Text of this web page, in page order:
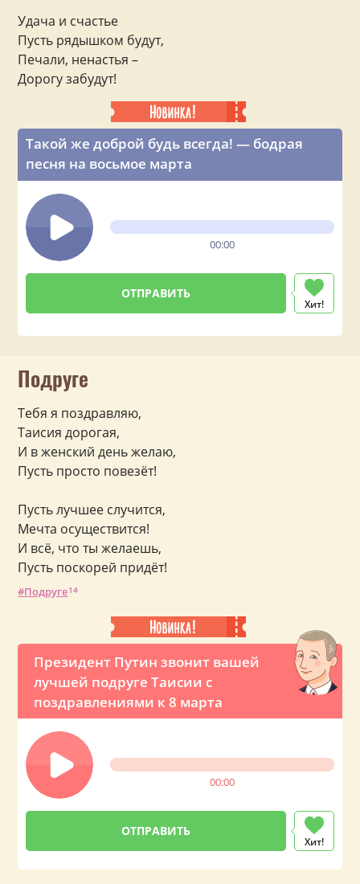
Такой же доброй будь всегда! — бодрая
песня на восьмое марта
00:00
Хит!
Удача и счастье
Пусть рядышком будут,
Печали, ненастья –
Дорогу забудут!
Президент Путин звонит вашей
лучшей подруге Таисии с
поздравлениями к 8 марта
00:00
Хит!
Подруге
Тебя я поздравляю,
Таисия дорогая,
И в женский день желаю,
Пусть просто повезёт!
Пусть лучшее случится,
Мечта осуществится!
И всё, что ты желаешь,
Пусть поскорей придёт!
Подруге14